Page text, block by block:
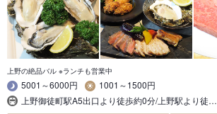
上野の絶品バル ※ランチも営業中
5001～6000円
1001～1500円
上野御徒町駅A5出口より徒歩約0分/上野駅より徒…